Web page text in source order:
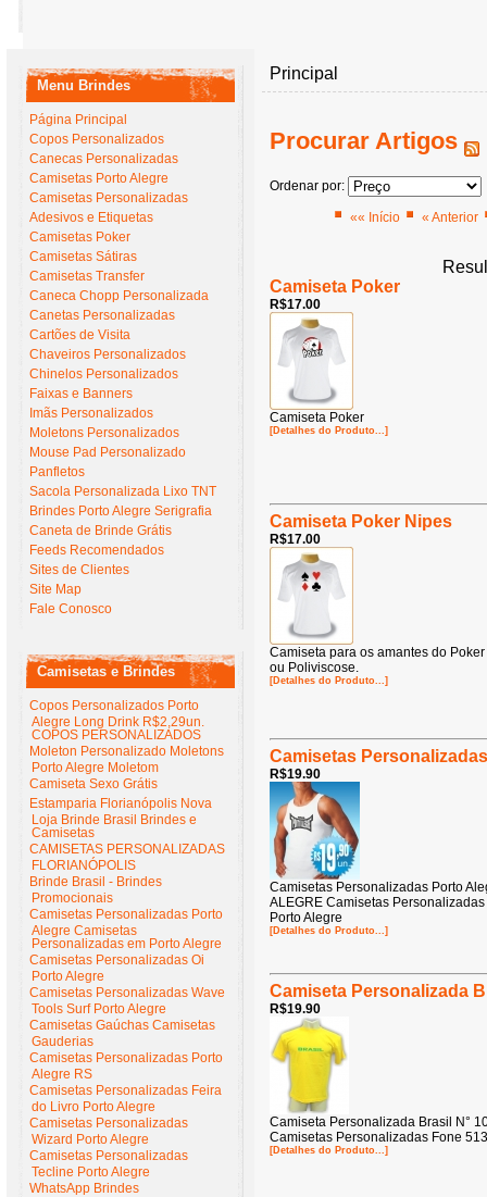
Menu Brindes
Página Principal
Copos Personalizados
Canecas Personalizadas
Camisetas Porto Alegre
Camisetas Personalizadas
Adesivos e Etiquetas
Camisetas Poker
Camisetas Sátiras
Camisetas Transfer
Caneca Chopp Personalizada
Canetas Personalizadas
Cartões de Visita
Chaveiros Personalizados
Chinelos Personalizados
Faixas e Banners
Imãs Personalizados
Moletons Personalizados
Mouse Pad Personalizado
Panfletos
Sacola Personalizada Lixo TNT
Brindes Porto Alegre Serigrafia
Caneta de Brinde Grátis
Feeds Recomendados
Sites de Clientes
Site Map
Fale Conosco
Camisetas e Brindes
Copos Personalizados Porto
Alegre Long Drink R$2,29un.
COPOS PERSONALIZADOS
Moleton Personalizado Moletons
Porto Alegre Moletom
Camiseta Sexo Grátis
Estamparia Florianópolis Nova
Loja Brinde Brasil Brindes e
Camisetas
CAMISETAS PERSONALIZADAS
FLORIANÓPOLIS
Brinde Brasil - Brindes
Promocionais
Camisetas Personalizadas Porto
Alegre Camisetas
Personalizadas em Porto Alegre
Camisetas Personalizadas Oi
Porto Alegre
Camisetas Personalizadas Wave
Tools Surf Porto Alegre
Camisetas Gaúchas Camisetas
Gauderias
Camisetas Personalizadas Porto
Alegre RS
Camisetas Personalizadas Feira
do Livro Porto Alegre
Camisetas Personalizadas
Wizard Porto Alegre
Camisetas Personalizadas
Tecline Porto Alegre
WhatsApp Brindes
Principal
Procurar Artigos
Ordenar por:
«« Início « Anterior
Camiseta Poker
R$17.00
Camiseta Poker
[Detalhes do Produto...]
Camiseta Poker Nipes
R$17.00
Camiseta para os amantes do
ou Poliviscose.
[Detalhes do Produto...]
Camisetas
R$19.90
Camisetas Personalizadas Porto
ALEGRE Camisetas
Porto Alegre
[Detalhes do Produto...]
Camiseta Personalizada
R$19.90
Camiseta Personalizada Brasil N°
Camisetas Personalizadas Fone
[Detalhes do Produto...]